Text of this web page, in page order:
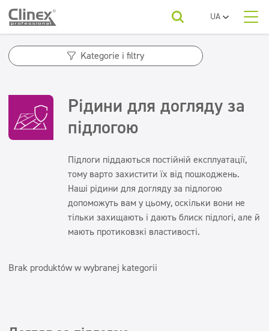
UA
PL
BG
Категорії товарів
Підлоги
Кухні та пристроїв
Миються поверхні
Санвузли та санвузли
Освіжаючий и нейтралізатори
Супер концентрати
Для вашої галузі
Горець
Краса
Kategorie i filtry
Kategorie produktów
Економічна лінійка
Підлоги
Миються поверхні
Санвузли та санвузли
Освіжаючий и нейтралізатори
Освіжувачі повітря
Нейтралізатори запахів
Догляд за підлогою
Рідини для догляду за
підлогою
Підлоги піддаються постійній експлуатації,
тому варто захистити їх від пошкоджень.
Наші рідини для догляду за підлогою
допоможуть вам у цьому, оскільки вони не
тільки захищають і дають блиск підлогі, але й
мають протиковзкі властивості.
Brak produktów w wybranej kategorii